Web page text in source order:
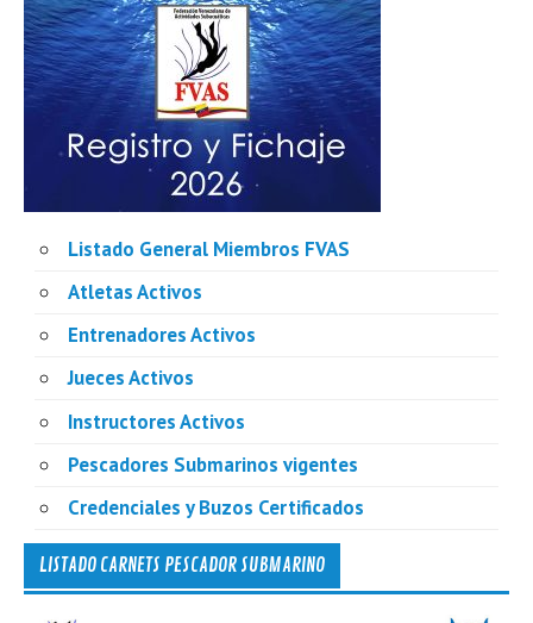
Listado General Miembros FVAS
Atletas Activos
Entrenadores Activos
Jueces Activos
Instructores Activos
Pescadores Submarinos vigentes
Credenciales y Buzos Certificados
LISTADO CARNETS PESCADOR SUBMARINO